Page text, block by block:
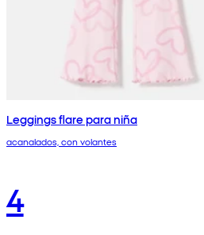
Leggings flare para niña
acanalados, con volantes
4